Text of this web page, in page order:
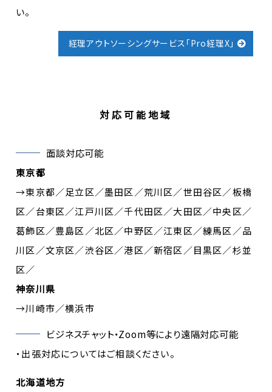
い。
経理アウトソーシングサービス「Pro経理X」
対応可能地域
面談対応可能
東京都
→東京都／足立区／墨田区／荒川区／世田谷区／板橋
区／台東区／江戸川区／千代田区／大田区／中央区／
葛飾区／豊島区／北区／中野区／江東区／練馬区／品
川区／文京区／渋谷区／港区／新宿区／目黒区／杉並
区／
神奈川県
→川崎市／横浜市
ビジネスチャット・Zoom等により遠隔対応可能
・出張対応についてはご相談ください。
北海道地方